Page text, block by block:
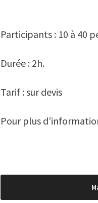
Participants : 10 à 40
Durée : 2h.
Tarif : sur devis
Pour plus